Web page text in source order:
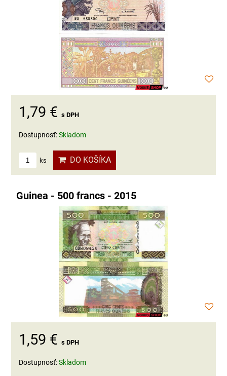
1,79 € s DPH
Dostupnosť:Skladom
ks DO KOŠÍKA
Guinea - 500 francs - 2015
1,59 € s DPH
Dostupnosť:Skladom